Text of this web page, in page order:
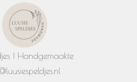
| Handgemaakte